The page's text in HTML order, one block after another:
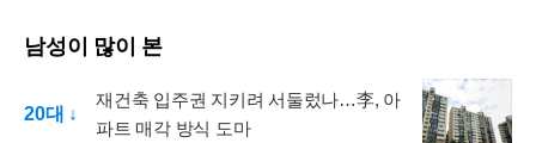
남성이 많이 본
20대 ↓
재건축 입주권 지키려 서둘렀나…李, 아
파트 매각 방식 도마